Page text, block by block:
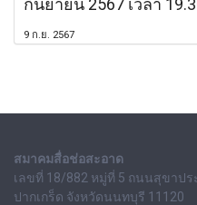
กันยายน 2567 เวลา
9 ก.ย. 2567
สมาคมสื่อช่อสะอาด
เลขที่ 18/882 หมู่ที่ 5 ถนนสุขาป
ปากเกร็ด จังหวัดนนทบุรี 11120